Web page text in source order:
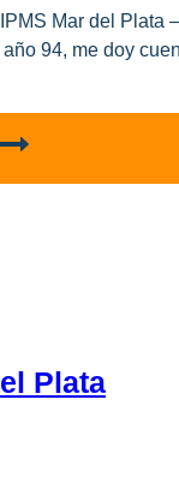
Mar del Plata
94, me doy
Plata